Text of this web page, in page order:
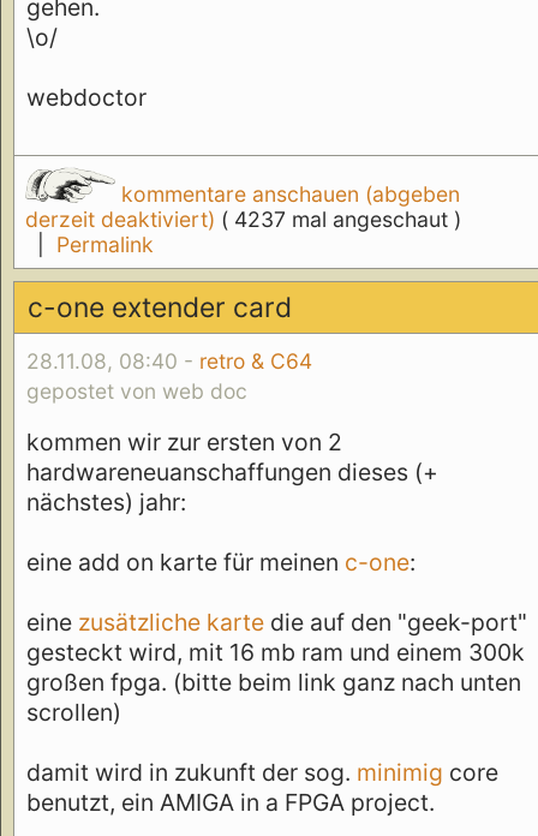
gehen.
\o/
webdoctor
kommentare anschauen (abgeben
derzeit deaktiviert) ( 4237 mal angeschaut )
Permalink
c-one extender card
28.11.08, 08:40 - retro & C64
gepostet von web doc
kommen wir zur ersten von 2
hardwareneuanschaffungen dieses (+
nächstes) jahr:
eine add on karte für meinen c-one:
eine zusätzliche karte die auf den "geek-port"
gesteckt wird, mit 16 mb ram und einem 300k
großen fpga. (bitte beim link ganz nach unten
scrollen)
damit wird in zukunft der sog. minimig core
benutzt, ein AMIGA in a FPGA project.